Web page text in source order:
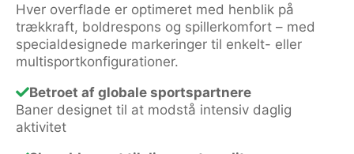
Hver overflade er optimeret med henblik på
trækkraft, boldrespons og spillerkomfort – med
specialdesignede markeringer til enkelt- eller
multisportkonfigurationer.
Betroet af globale sportspartnere
Baner designet til at modstå intensiv daglig
aktivitet